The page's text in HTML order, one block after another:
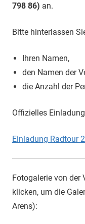
798 86) an.
Bitte hinterlassen
Ihren Namen,
den Namen der
die Anzahl der
Offizielles
Einladung Radtour
Fotogalerie von der
klicken, um die
Arens):